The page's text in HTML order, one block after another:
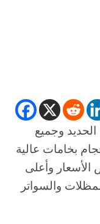
وجميع
بخامات عالية
وأعلى
والسواتر